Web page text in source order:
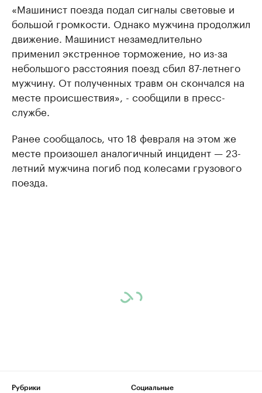
«Машинист поезда подал сигналы световые и
большой громкости. Однако мужчина продолжил
движение. Машинист незамедлительно
применил экстренное торможение, но из-за
небольшого расстояния поезд сбил 87-летнего
мужчину. От полученных травм он скончался на
месте происшествия», - сообщили в пресс-
службе.
Ранее сообщалось, что 18 февраля на этом же
месте произошел аналогичный инцидент — 23-
летний мужчина погиб под колесами грузового
поезда.
Рубрики
Социальные